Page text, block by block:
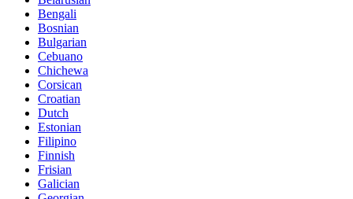
Bengali
Bosnian
Bulgarian
Cebuano
Chichewa
Corsican
Croatian
Dutch
Estonian
Filipino
Finnish
Frisian
Galician